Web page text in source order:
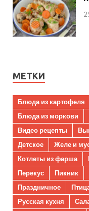
МЕТКИ
Блюда из картофеля
Блюда из моркови
Видео рецепты
Детское
Желе и
Котлеты из фарша
Перекус
Пикник
Праздничное
Русская кухня